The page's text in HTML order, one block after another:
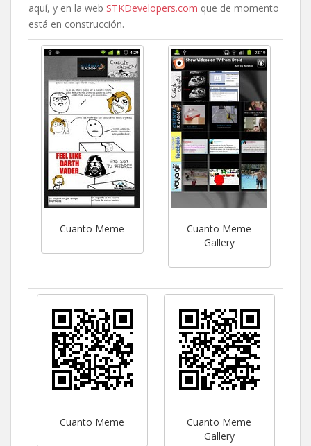
aquí, y en la web STKDevelopers.com que de momento
está en construcción.
Cuanto Meme
Cuanto Meme
Gallery
Cuanto Meme
Cuanto Meme
Gallery